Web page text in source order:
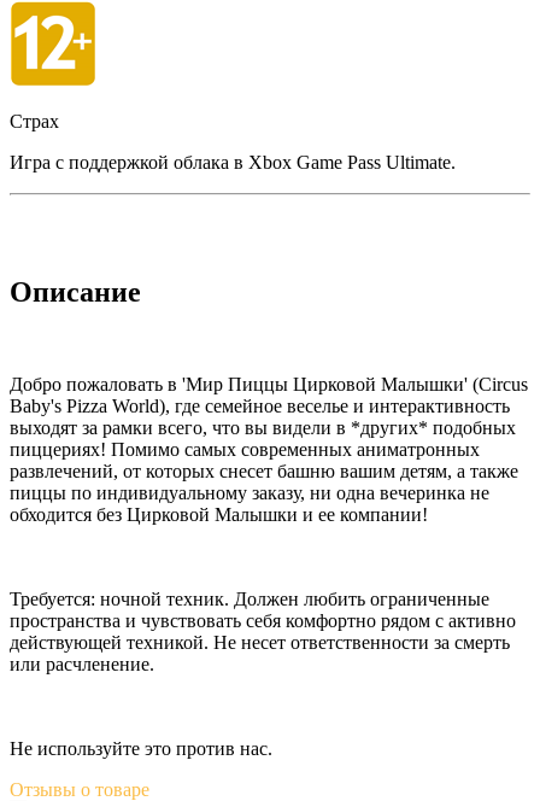
Страх
Игра с поддержкой облака в Xbox Game Pass Ultimate.
Описание
Добро пожаловать в 'Мир Пиццы Цирковой Малышки' (Circus
Baby's Pizza World), где семейное веселье и интерактивность
выходят за рамки всего, что вы видели в *других* подобных
пиццериях! Помимо самых современных аниматронных
развлечений, от которых снесет башню вашим детям, а также
пиццы по индивидуальному заказу, ни одна вечеринка не
обходится без Цирковой Малышки и ее компании!
Требуется: ночной техник. Должен любить ограниченные
пространства и чувствовать себя комфортно рядом с активно
действующей техникой. Не несет ответственности за смерть
или расчленение.
Не используйте это против нас.
Отзывы о товаре